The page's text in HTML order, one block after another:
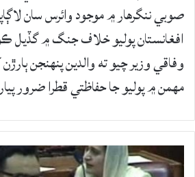
صوبي ننگرهار ۾ موجود وائرس سان
افغانستان پوليو خلاف جنگ ۾ گڏيل
وفاقي وزير چيو ته والدين پنهنجن
مهمن ۾ پوليو جا حفاظتي قطرا ضرور